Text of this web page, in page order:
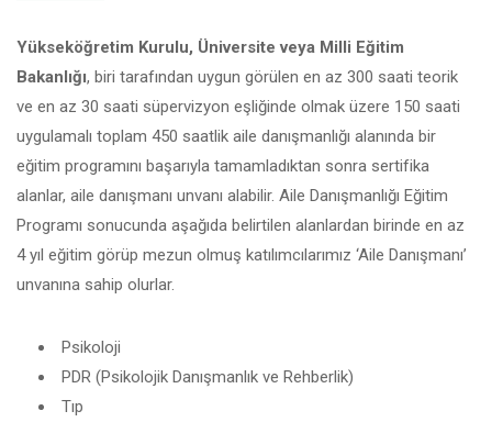
Yükseköğretim Kurulu, Üniversite veya Milli Eğitim
Bakanlığı, biri tarafından uygun görülen en az 300 saati teorik
ve en az 30 saati süpervizyon eşliğinde olmak üzere 150 saati
uygulamalı toplam 450 saatlik aile danışmanlığı alanında bir
eğitim programını başarıyla tamamladıktan sonra sertifika
alanlar, aile danışmanı unvanı alabilir. Aile Danışmanlığı Eğitim
Programı sonucunda aşağıda belirtilen alanlardan birinde en az
4 yıl eğitim görüp mezun olmuş katılımcılarımız ‘Aile Danışmanı’
unvanına sahip olurlar.
Psikoloji
PDR (Psikolojik Danışmanlık ve Rehberlik)
Tıp